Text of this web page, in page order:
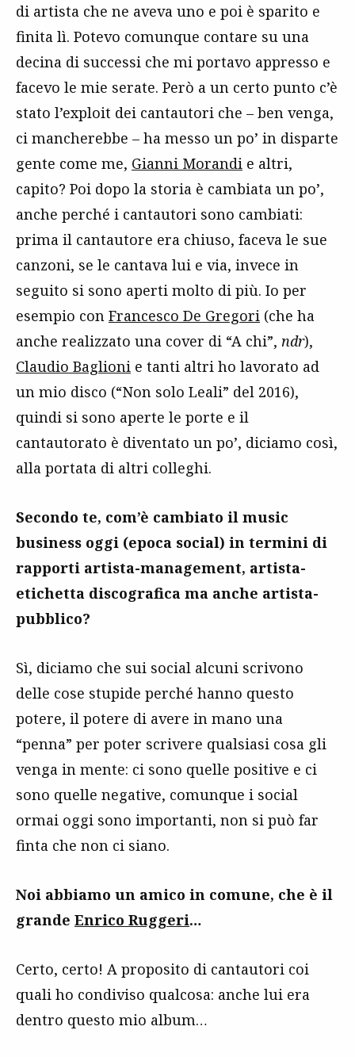
di artista che ne aveva uno e poi è sparito e
finita lì. Potevo comunque contare su una
decina di successi che mi portavo appresso e
facevo le mie serate. Però a un certo punto c’è
stato l’exploit dei cantautori che – ben venga,
ci mancherebbe – ha messo un po’ in disparte
gente come me, Gianni Morandi e altri,
capito? Poi dopo la storia è cambiata un po’,
anche perché i cantautori sono cambiati:
prima il cantautore era chiuso, faceva le sue
canzoni, se le cantava lui e via, invece in
seguito si sono aperti molto di più. Io per
esempio con Francesco De Gregori (che ha
anche realizzato una cover di “A chi”, ndr),
Claudio Baglioni e tanti altri ho lavorato ad
un mio disco (“Non solo Leali” del 2016),
quindi si sono aperte le porte e il
cantautorato è diventato un po’, diciamo così,
alla portata di altri colleghi.
Secondo te, com’è cambiato il music
business oggi (epoca social) in termini di
rapporti artista-management, artista-
etichetta discografica ma anche artista-
pubblico?
Sì, diciamo che sui social alcuni scrivono
delle cose stupide perché hanno questo
potere, il potere di avere in mano una
“penna” per poter scrivere qualsiasi cosa gli
venga in mente: ci sono quelle positive e ci
sono quelle negative, comunque i social
ormai oggi sono importanti, non si può far
finta che non ci siano.
Noi abbiamo un amico in comune, che è il
grande Enrico Ruggeri…
Certo, certo! A proposito di cantautori coi
quali ho condiviso qualcosa: anche lui era
dentro questo mio album…